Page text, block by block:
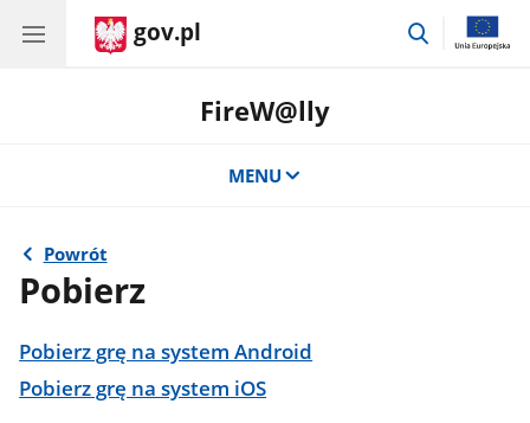
gov.pl
przejdź
FireW@lly
MENU
Powrót
Pobierz
Pobierz grę na system Android
Pobierz grę na system iOS